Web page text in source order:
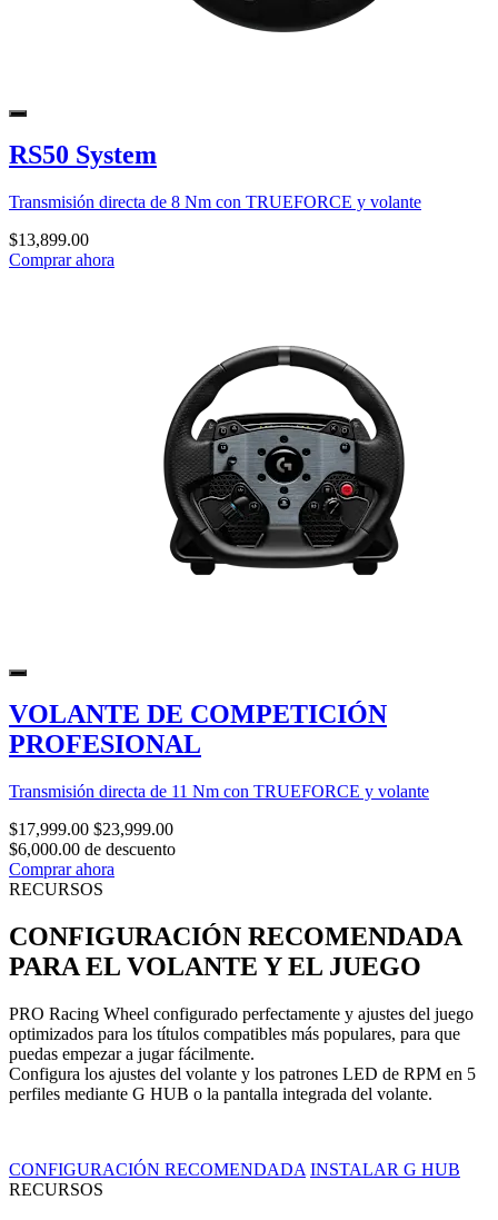
RS50 System
Transmisión directa de 8 Nm con TRUEFORCE y volante
$13,899.00
Comprar ahora
VOLANTE DE COMPETICIÓN
PROFESIONAL
Transmisión directa de 11 Nm con TRUEFORCE y volante
$17,999.00 $23,999.00
$6,000.00 de descuento
Comprar ahora
RECURSOS
CONFIGURACIÓN RECOMENDADA
PARA EL VOLANTE Y EL JUEGO
PRO Racing Wheel configurado perfectamente y ajustes del juego
optimizados para los títulos compatibles más populares, para que
puedas empezar a jugar fácilmente.
Configura los ajustes del volante y los patrones LED de RPM en 5
perfiles mediante G HUB o la pantalla integrada del volante.
CONFIGURACIÓN RECOMENDADA INSTALAR G HUB
RECURSOS